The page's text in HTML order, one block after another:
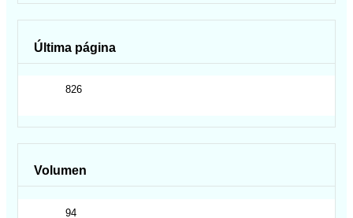
Última página
826
Volumen
94